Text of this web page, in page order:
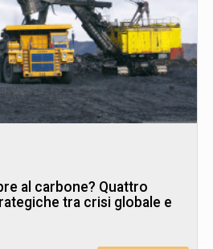
al carbone? Quattro
tra crisi globale e